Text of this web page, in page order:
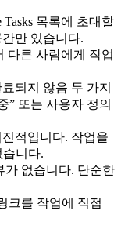
Tasks 목록에 초대할
만 있습니다.
다른 사람에게 작업
되지 않음 두 가지
” 또는 사용자 정의
적입니다. 작업을
습니다.
가 없습니다. 단순한
크를 작업에 직접